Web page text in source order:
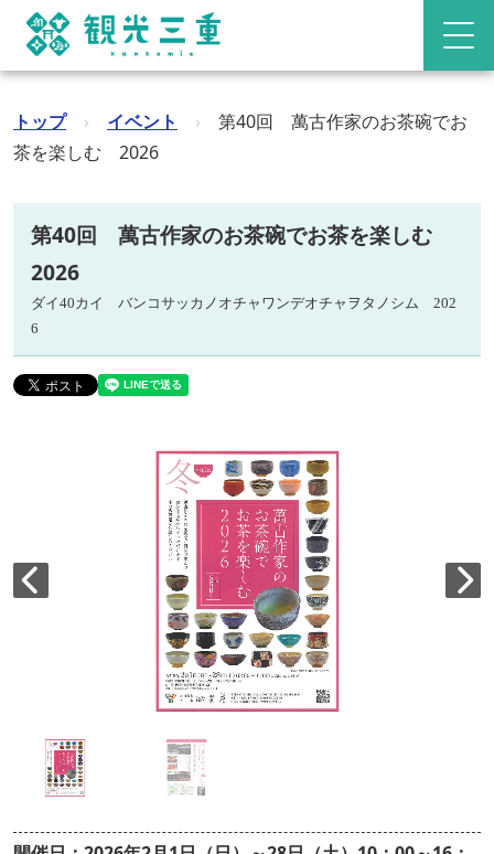
トップ › イベント ›
第40回 萬古作家のお茶碗でお
茶を楽しむ 2026
第40回 萬古作家のお茶碗でお茶を楽しむ
2026
ダイ40カイ バンコサッカノオチャワンデオチャヲタノシム 202
6